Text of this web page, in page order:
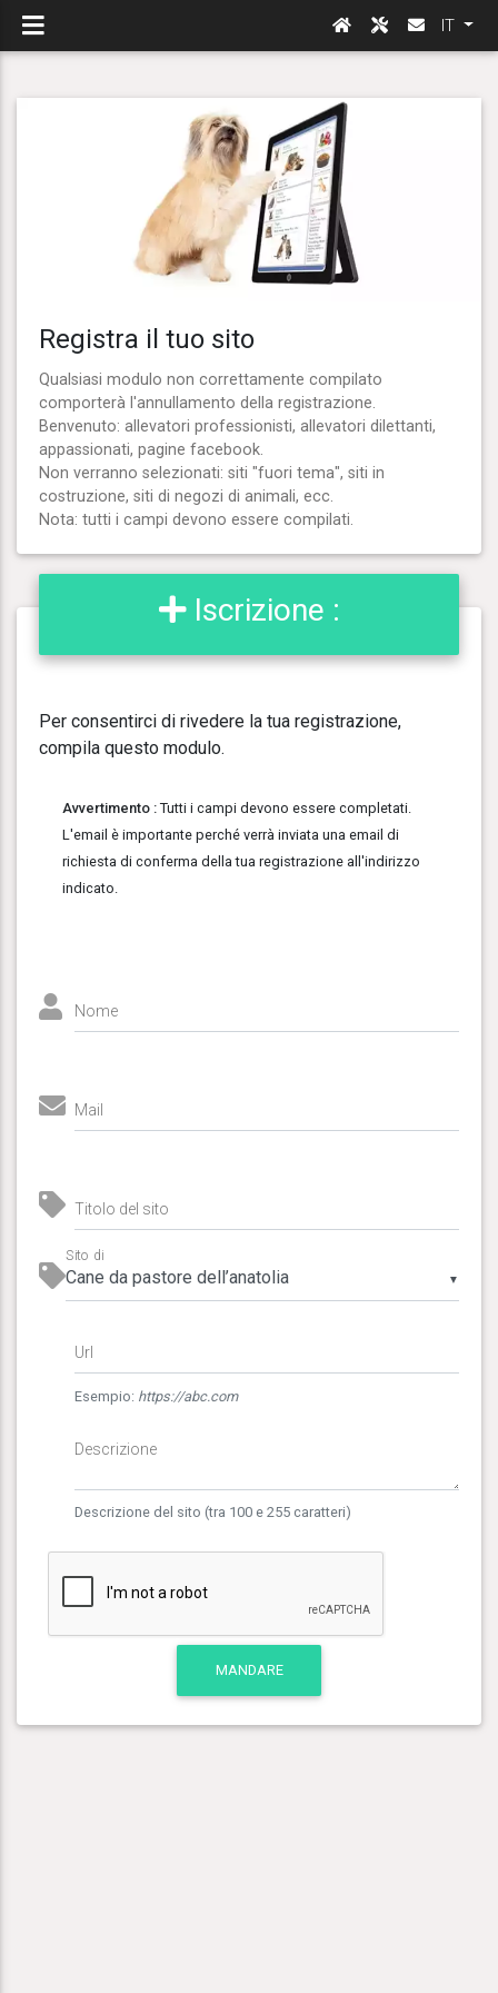
IT
Registra il tuo sito
Qualsiasi modulo non correttamente compilato
comporterà l'annullamento della registrazione.
Benvenuto: allevatori professionisti, allevatori dilettanti,
appassionati, pagine facebook.
Non verranno selezionati: siti "fuori tema", siti in
costruzione, siti di negozi di animali, ecc.
Nota: tutti i campi devono essere compilati.
Iscrizione :
Per consentirci di rivedere la tua registrazione,
compila questo modulo.
Avvertimento : Tutti i campi devono essere completati.
L'email è importante perché verrà inviata una email di
richiesta di conferma della tua registrazione all'indirizzo
indicato.
Nome
Mail
Titolo del sito
▼
Sito di
Url
Esempio: https://abc.com
Descrizione
Descrizione del sito (tra 100 e 255 caratteri)
MANDARE